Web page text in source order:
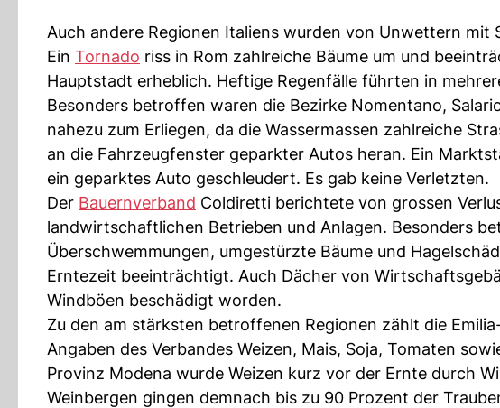
Auch andere Regionen Italiens wurden von Unwettern
Ein Tornado riss in Rom zahlreiche Bäume um und
Hauptstadt erheblich. Heftige Regenfälle führten in
Besonders betroffen waren die Bezirke Nomentano,
nahezu zum Erliegen, da die Wassermassen zahlreiche
an die Fahrzeugfenster geparkter Autos heran. Ein
ein geparktes Auto geschleudert. Es gab keine Verletzten.
Der Bauernverband Coldiretti berichtete von grossen
landwirtschaftlichen Betrieben und Anlagen. Besonders
Überschwemmungen, umgestürzte Bäume und
Erntezeit beeinträchtigt. Auch Dächer von
Windböen beschädigt worden.
Zu den am stärksten betroffenen Regionen zählt die
Angaben des Verbandes Weizen, Mais, Soja, Tomaten
Provinz Modena wurde Weizen kurz vor der Ernte durch
Weinbergen gingen demnach bis zu 90 Prozent der